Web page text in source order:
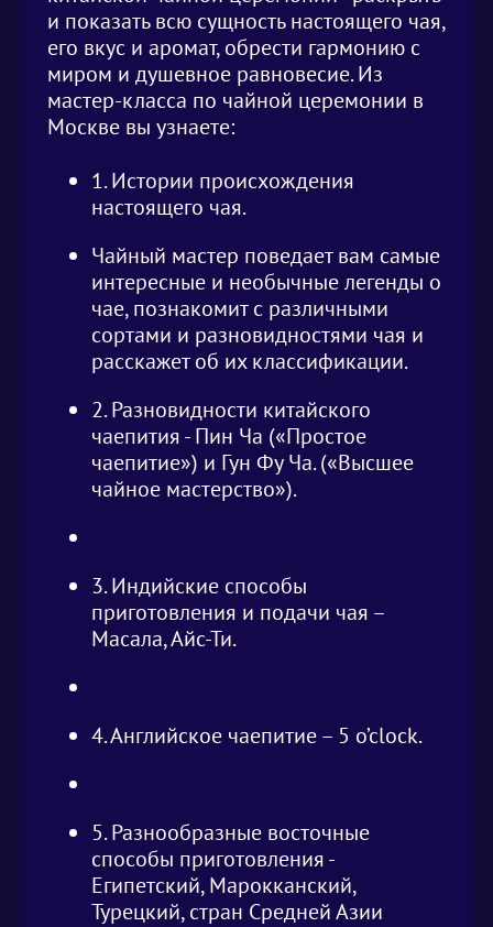
и показать всю сущность настоящего чая,
его вкус и аромат, обрести гармонию с
миром и душевное равновесие. Из
мастер-класса по чайной церемонии в
Москве вы узнаете:
1. Истории происхождения
настоящего чая.
Чайный мастер поведает вам самые
интересные и необычные легенды о
чае, познакомит с различными
сортами и разновидностями чая и
расскажет об их классификации.
2. Разновидности китайского
чаепития - Пин Ча («Простое
чаепитие») и Гун Фу Ча. («Высшее
чайное мастерство»).
3. Индийские способы
приготовления и подачи чая –
Масала, Айс-Ти.
4. Английское чаепитие – 5 o’clock.
5. Разнообразные восточные
способы приготовления -
Египетский, Марокканский,
Турецкий, стран Средней Азии